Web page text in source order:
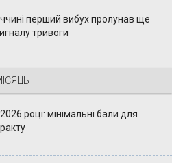
перший вибух пролунав ще
тривоги
році: мінімальні бали для